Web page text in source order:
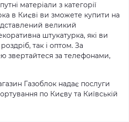
матеріали з категорії
в Києві ви зможете купити на
великий
штукатурка, які ви
так і оптом. За
звертайтеся за телефонами,
Газоблок надає послуги
по Києву та Київській